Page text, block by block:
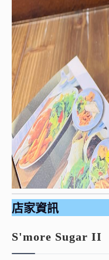
店家資訊
S'more Sugar II